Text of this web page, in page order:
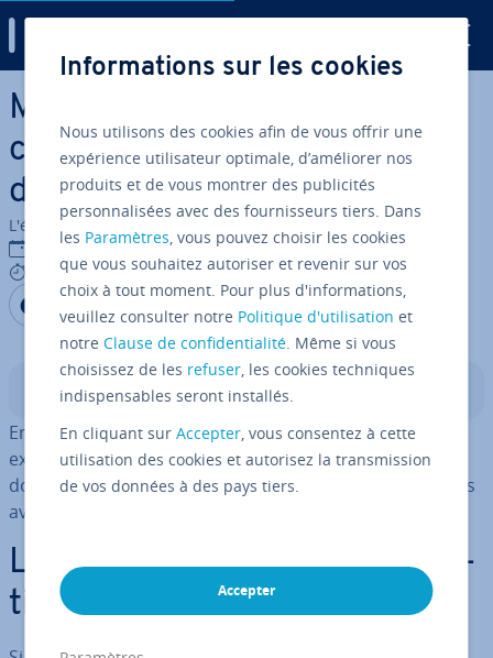
Aller au contenu principal
MongoDB List Databases :
comment lister vos bases de
données ?
L'équipe édi­to­riale IONOS
07/02/2023
5 mins
Partager sur Facebook
Partager sur Twitter
Partager sur LinkedIn
Sommaire
En plus de la commandeMongoDBList Databases, il
existe des al­ter­na­tives pour afficher les bases de
données. Il est aussi possible de spécifier List Databases
avec dif­fé­rents pa­ra­mètres.
List Databases et ses al­ter­na­
tives
Informations sur les cookies
Nous utilisons des cookies afin de vous offrir une
expérience utilisateur optimale, d’améliorer nos
produits et de vous montrer des publicités
personnalisées avec des fournisseurs tiers. Dans
les Paramètres, vous pouvez choisir les cookies
que vous souhaitez autoriser et revenir sur vos
choix à tout moment. Pour plus d'informations,
veuillez consulter notre Politique d'utilisation et
notreClause de confidentialité. Même si vous
choisissez de les refuser, les cookies techniques
indispensables seront installés.
En cliquant surAccepter, vous consentez à cette
utilisation des cookies et autorisez la transmission
de vos données à des pays tiers.
Accepter